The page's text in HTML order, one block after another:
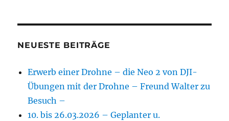
NEUESTE BEITRÄGE
Erwerb einer Drohne – die Neo 2 von DJI-
Übungen mit der Drohne – Freund Walter zu
Besuch –
10. bis 26.03.2026 – Geplanter u.